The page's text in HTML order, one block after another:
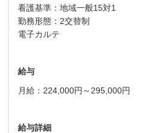
看護基準：地域一般15対1
勤務形態：2交替制
電子カルテ
給与
月給：224,000円～295,000円
給与詳細